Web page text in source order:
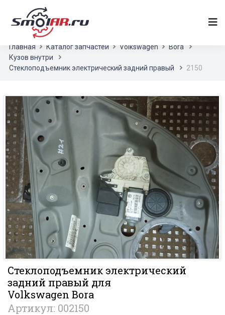
Главная Каталог запчастей Volkswagen
Bora
Кузов внутри
Стеклоподъемник электрический задний правый
2150
Стеклоподъемник электрический
задний правый для
Volkswagen Bora
Артикул: 002150